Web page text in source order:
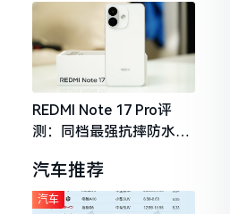
REDMI Note 17 Pro评
测：同档最强抗摔防水，
守门员
汽车推荐
汽车